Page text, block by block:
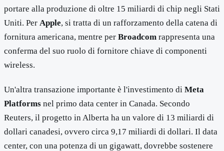
portare alla produzione di oltre 15 miliardi di chip negli Stati
Uniti. Per Apple, si tratta di un rafforzamento della catena di
fornitura americana, mentre per Broadcom rappresenta una
conferma del suo ruolo di fornitore chiave di componenti
wireless.
Un'altra transazione importante è l'investimento di Meta
Platforms nel primo data center in Canada. Secondo
Reuters, il progetto in Alberta ha un valore di 13 miliardi di
dollari canadesi, ovvero circa 9,17 miliardi di dollari. Il data
center, con una potenza di un gigawatt, dovrebbe sostenere